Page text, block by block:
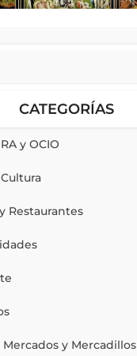
CATEGORÍAS
y OCIO
Restaurantes
Mercados y Mercadillos